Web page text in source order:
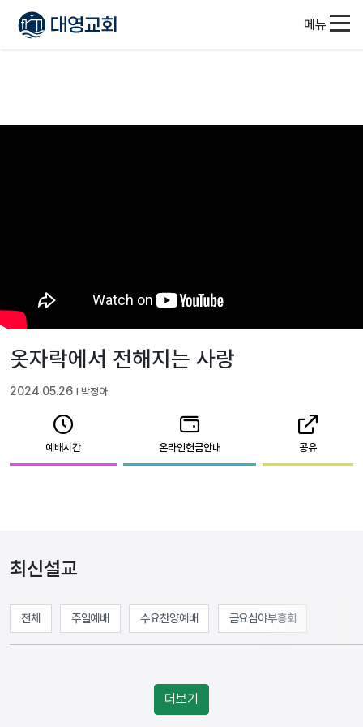
메뉴
옷자락에서 전해지는 사랑
2024.05.26 l 박정아
예배시간 온라인헌금안내 공유
최신설교
전체 주일예배 수요찬양예배 금요심야부흥회
더보기